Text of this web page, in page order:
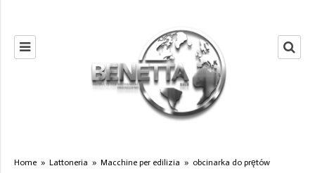
Home » Lattoneria » Macchine per edilizia » obcinarka do prętów